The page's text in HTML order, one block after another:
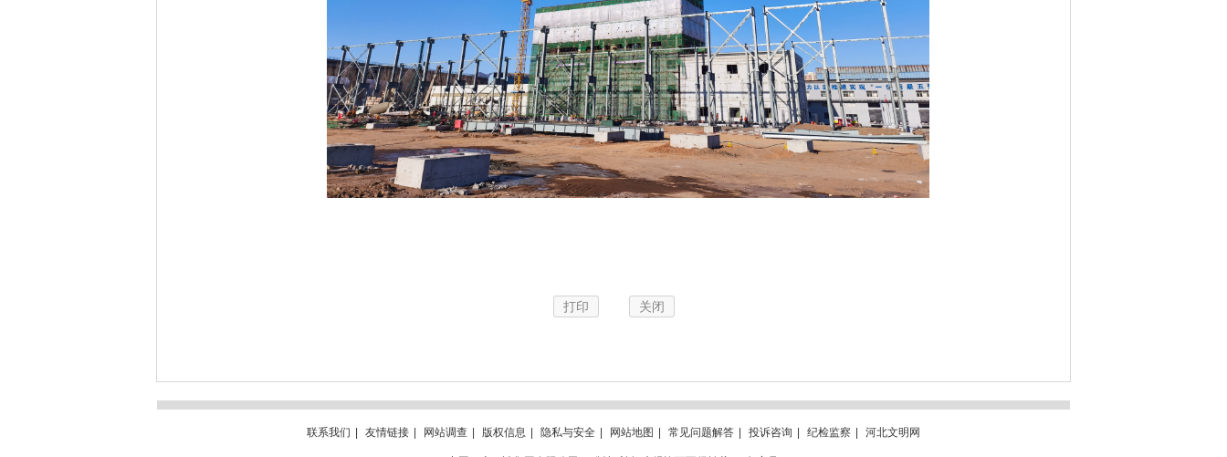
打印 关闭
联系我们 友情链接 网站调查 版权信息 隐私与安全 网站地图 常见问题解答 投诉咨询 纪检监察 河北文明网